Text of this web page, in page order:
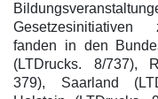
Gesetzesinitiativen
fanden in den
(LTDrucks. 8/737),
379), Saarland